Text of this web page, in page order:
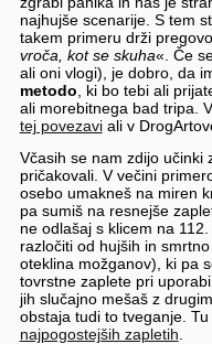
najhujše scenarije. S tem
takem primeru drži
vroča, kot se skuha«. Če
ali oni vlogi), je dobro, da
metodo , ki bo tebi ali
ali morebitnega bad tripa.
tej povezaviali v
Včasih se nam zdijo učinki
pričakovali. V večini
osebo umakneš na miren
pa sumiš na resnejše
ne odlašaj s klicem na
razločiti od hujših in
oteklina možganov), ki pa
tovrstne zaplete pri
jih slučajno mešaš z
obstaja tudi to tveganje.
najpogostejših zapletih